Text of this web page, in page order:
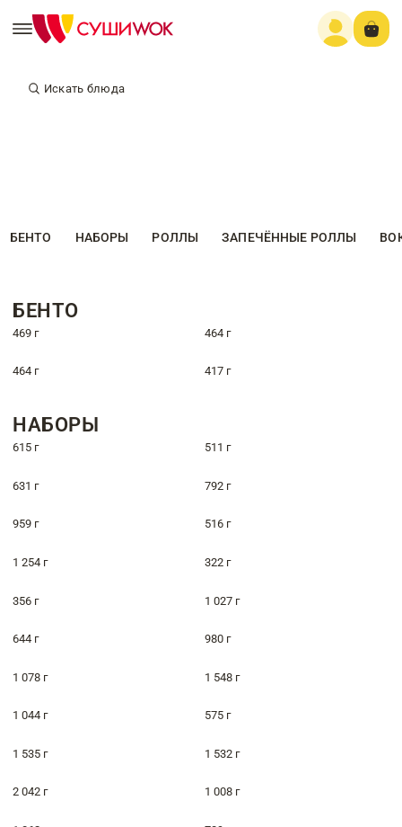
Искать блюда
БЕНТО НАБОРЫ РОЛЛЫ ЗАПЕЧЁННЫЕ РОЛЛЫ
БЕНТО
469 г 464 г
464 г 417 г
НАБОРЫ
615 г 511 г
631 г 792 г
959 г 516 г
1 254 г 322 г
356 г 1 027 г
644 г 980 г
1 078 г 1 548 г
1 044 г 575 г
1 535 г 1 532 г
2 042 г 1 008 г